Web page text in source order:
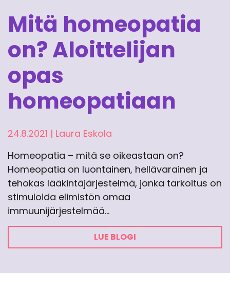
Mitä homeopatia
on? Aloittelijan
opas
homeopatiaan
24.8.2021 | Laura Eskola
Homeopatia – mitä se oikeastaan on?
Homeopatia on luontainen, hellävarainen ja
tehokas lääkintäjärjestelmä, jonka tarkoitus on
stimuloida elimistön omaa
immuunijärjestelmää…
LUE BLOGI